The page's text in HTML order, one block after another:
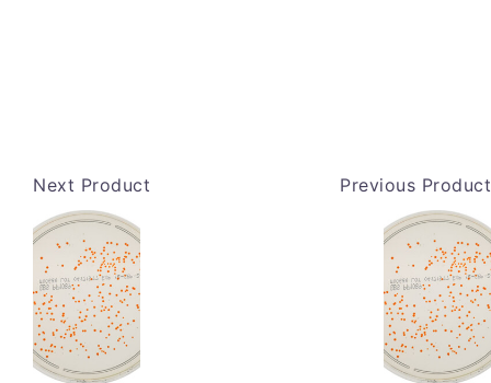
Next Product Previous Product